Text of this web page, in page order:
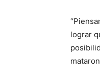
lograr